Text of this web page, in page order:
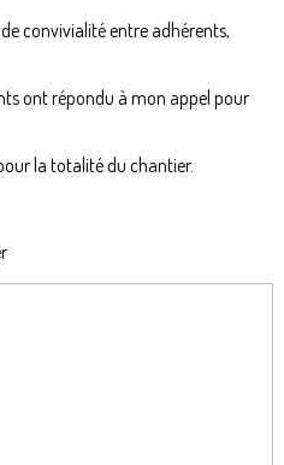
convivialité entre adhérents,
ont répondu à mon appel pour
la totalité du chantier.